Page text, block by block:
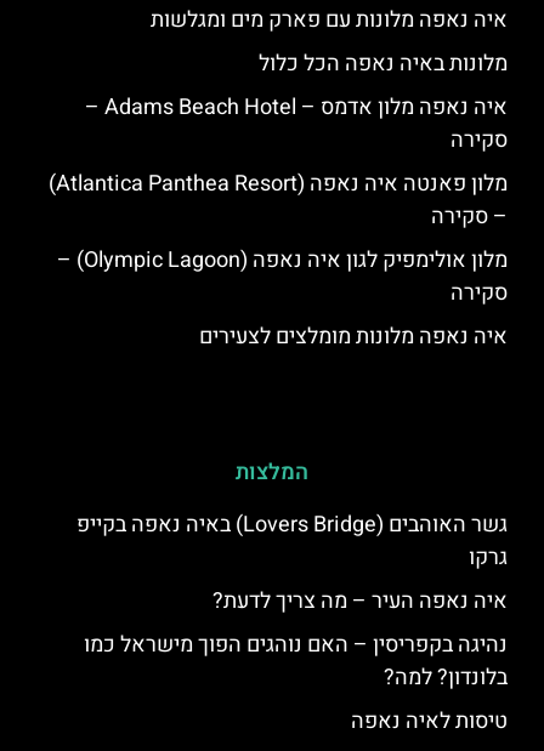
איה נאפה מלונות עם פארק מים ומגלשות
מלונות באיה נאפה הכל כלול
איה נאפה מלון אדמס – Adams Beach Hotel –
סקירה
מלון פאנטה איה נאפה (Atlantica Panthea Resort)
– סקירה
מלון אולימפיק לגון איה נאפה (Olympic Lagoon) –
סקירה
איה נאפה מלונות מומלצים לצעירים
המלצות
גשר האוהבים (Lovers Bridge) באיה נאפה בקייפ
גרקו
איה נאפה העיר – מה צריך לדעת?
נהיגה בקפריסין – האם נוהגים הפוך מישראל כמו
בלונדון? למה?
טיסות לאיה נאפה